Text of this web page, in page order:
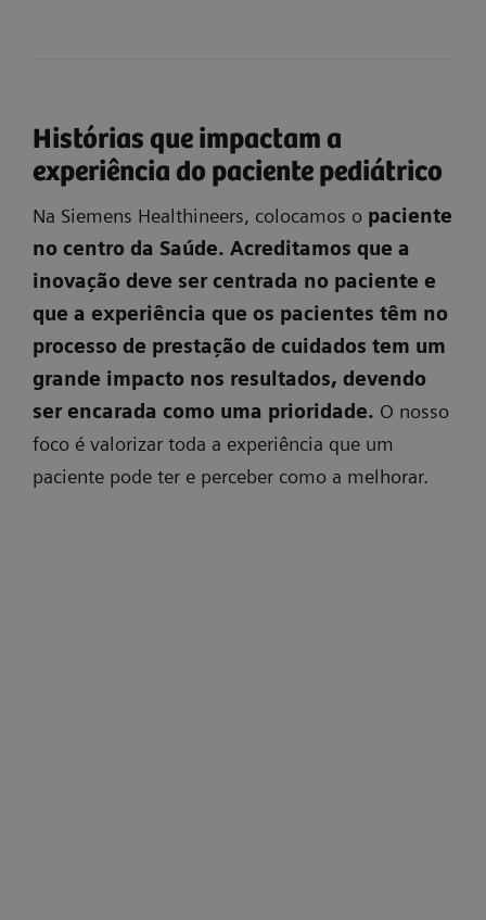
Histórias que impactam a
experiência do paciente pediátrico
Na Siemens Healthineers, colocamos o paciente
no centro da Saúde. Acreditamos que a
inovação deve ser centrada no paciente e
que a experiência que os pacientes têm no
processo de prestação de cuidados tem um
grande impacto nos resultados, devendo
ser encarada como uma prioridade. O nosso
foco é valorizar toda a experiência que um
paciente pode ter e perceber como a melhorar.